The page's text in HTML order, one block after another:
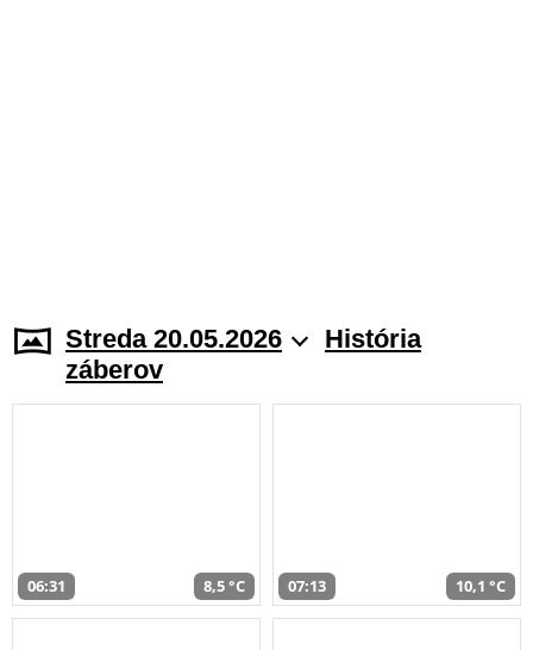
Streda 20.05.2026
História
záberov
06:31 8,5 °C 07:13 10,1 °C